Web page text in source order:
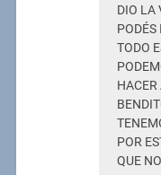
DIO LA
PODÉS
TODO
HACER
POR
QUE